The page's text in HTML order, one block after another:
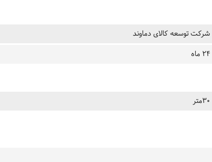
شرکت توسعه کالای دماوند
24 ماه
30متر